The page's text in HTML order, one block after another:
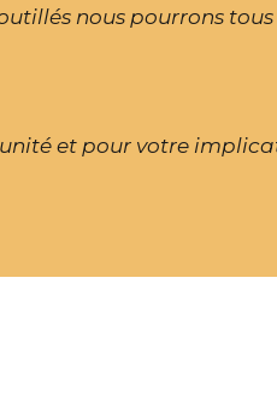
nous pourrons
et pour votre